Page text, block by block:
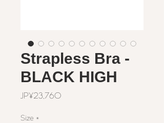
Strapless Bra -
BLACK HIGH
JP¥23,760
Size *